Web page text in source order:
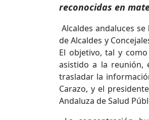
reconocidas en
Alcaldes andaluces
de Alcaldes y
El objetivo, tal y
asistido a la reunión,
trasladar la
Carazo, y el
Andaluza de Salud